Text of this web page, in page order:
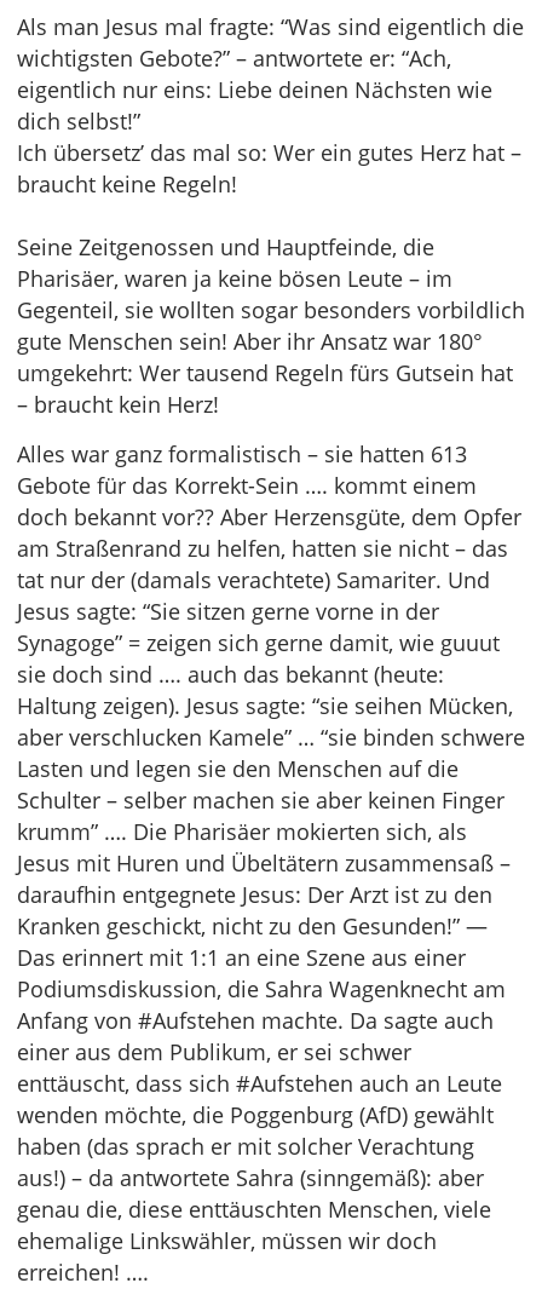
Als man Jesus mal fragte: “Was sind eigentlich die
wichtigsten Gebote?” – antwortete er: “Ach,
eigentlich nur eins: Liebe deinen Nächsten wie
dich selbst!”
Ich übersetz’ das mal so: Wer ein gutes Herz hat –
braucht keine Regeln!
Seine Zeitgenossen und Hauptfeinde, die
Pharisäer, waren ja keine bösen Leute – im
Gegenteil, sie wollten sogar besonders vorbildlich
gute Menschen sein! Aber ihr Ansatz war 180°
umgekehrt: Wer tausend Regeln fürs Gutsein hat
– braucht kein Herz!
Alles war ganz formalistisch – sie hatten 613
Gebote für das Korrekt-Sein …. kommt einem
doch bekannt vor?? Aber Herzensgüte, dem Opfer
am Straßenrand zu helfen, hatten sie nicht – das
tat nur der (damals verachtete) Samariter. Und
Jesus sagte: “Sie sitzen gerne vorne in der
Synagoge” = zeigen sich gerne damit, wie guuut
sie doch sind …. auch das bekannt (heute:
Haltung zeigen). Jesus sagte: “sie seihen Mücken,
aber verschlucken Kamele” … “sie binden schwere
Lasten und legen sie den Menschen auf die
Schulter – selber machen sie aber keinen Finger
krumm” …. Die Pharisäer mokierten sich, als
Jesus mit Huren und Übeltätern zusammensaß –
daraufhin entgegnete Jesus: Der Arzt ist zu den
Kranken geschickt, nicht zu den Gesunden!” —
Das erinnert mit 1:1 an eine Szene aus einer
Podiumsdiskussion, die Sahra Wagenknecht am
Anfang von #Aufstehen machte. Da sagte auch
einer aus dem Publikum, er sei schwer
enttäuscht, dass sich #Aufstehen auch an Leute
wenden möchte, die Poggenburg (AfD) gewählt
haben (das sprach er mit solcher Verachtung
aus!) – da antwortete Sahra (sinngemäß): aber
genau die, diese enttäuschten Menschen, viele
ehemalige Linkswähler, müssen wir doch
erreichen! ….